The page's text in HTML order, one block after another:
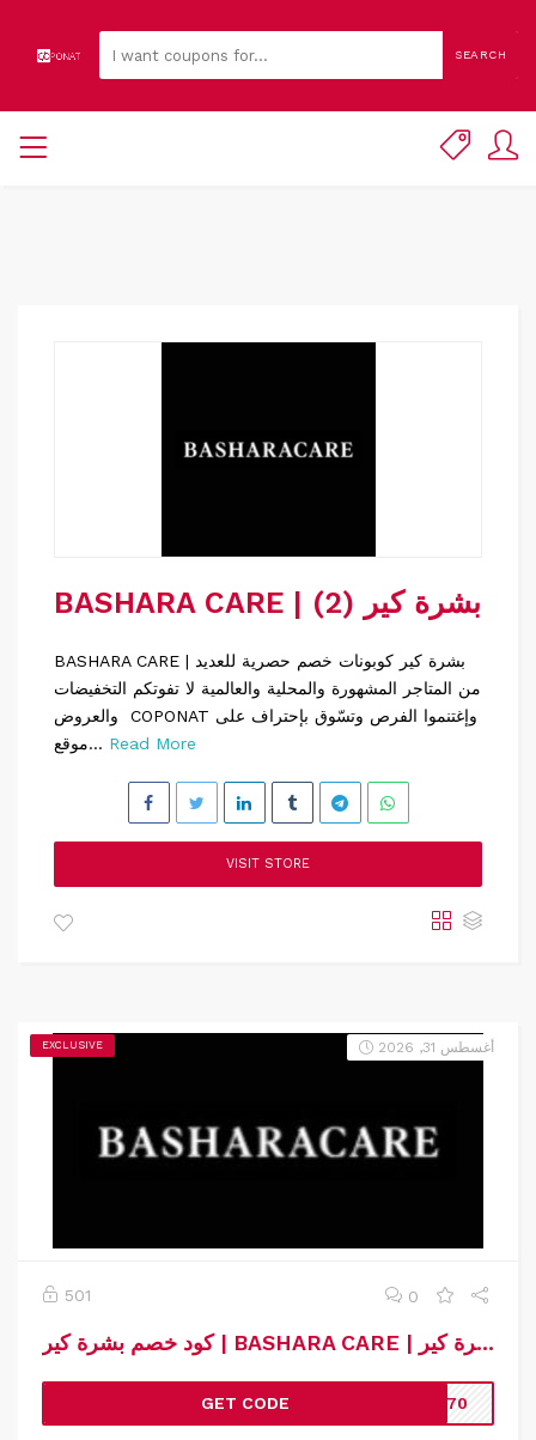
SEARCH
BASHARA CARE | بشرة كير (2)
BASHARA CARE | بشرة كير كوبونات خصم حصرية للعديد
من المتاجر المشهورة والمحلية والعالمية لا تفوتكم التخفيضات
والعروض COPONAT وإغتنموا الفرص وتسّوق بإحتراف على
موقع... Read More
VISIT STORE
EXCLUSIVE أغسطس 31, 2026
501 0
كود خصم بشرة كير | BASHARA CARE | كوبون خصم بشرة كير
GET CODE AD70